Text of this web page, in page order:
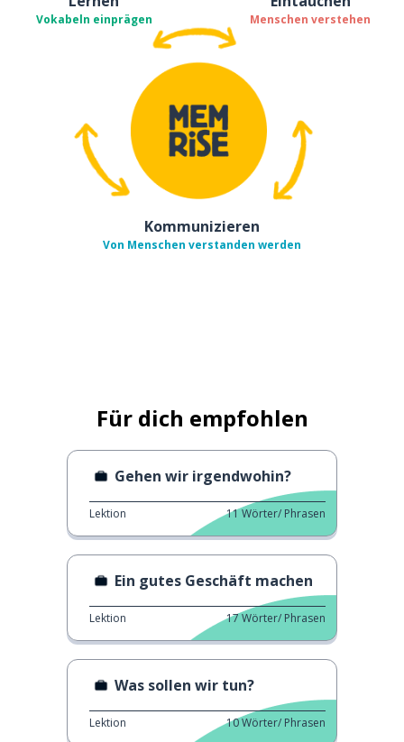
Vokabeln einprägen Menschen verstehen
Kommunizieren
Von Menschen verstanden werden
Für dich empfohlen
Gehen wir irgendwohin?
Lektion 11Wörter/ Phrasen
Ein gutes Geschäft machen
Lektion 17Wörter/ Phrasen
Was sollen wir tun?
Lektion 10Wörter/ Phrasen